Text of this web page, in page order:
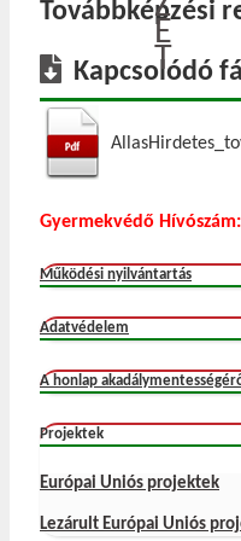
E
T
Továbbképzési
Kapcsolódó
Gyermekvédő Hívószám:
Működési nyilvántartás
Adatvédelem
A honlap
Projektek
Európai Uniós projektek
Lezárult Európai Uniós